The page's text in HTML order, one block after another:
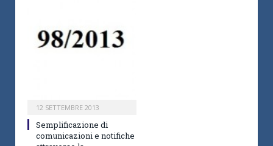
12 SETTEMBRE 2013
Semplificazione di
comunicazioni e notifiche